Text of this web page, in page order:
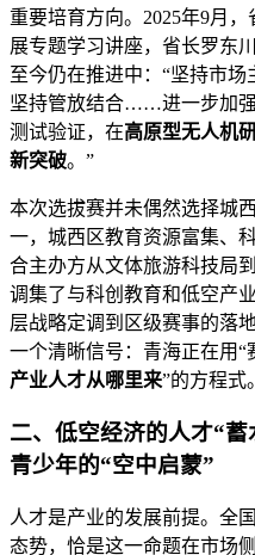
重要培育方向。2025年9月
展专题学习讲座，省长罗东
至今仍在推进中：“坚持市场
坚持管放结合……进一步加
测试验证，在高原型无人机
新突破。”
本次选拔赛并未偶然选择城
一，城西区教育资源富集、
合主办方从文体旅游科技局
调集了与科创教育和低空产
层战略定调到区级赛事的落
一个清晰信号：青海正在用“
产业人才从哪里来”的方程式。
二、低空经济的人才“
青少年的“空中启蒙”
人才是产业的发展前提。全
态势，恰是这一命题在市场